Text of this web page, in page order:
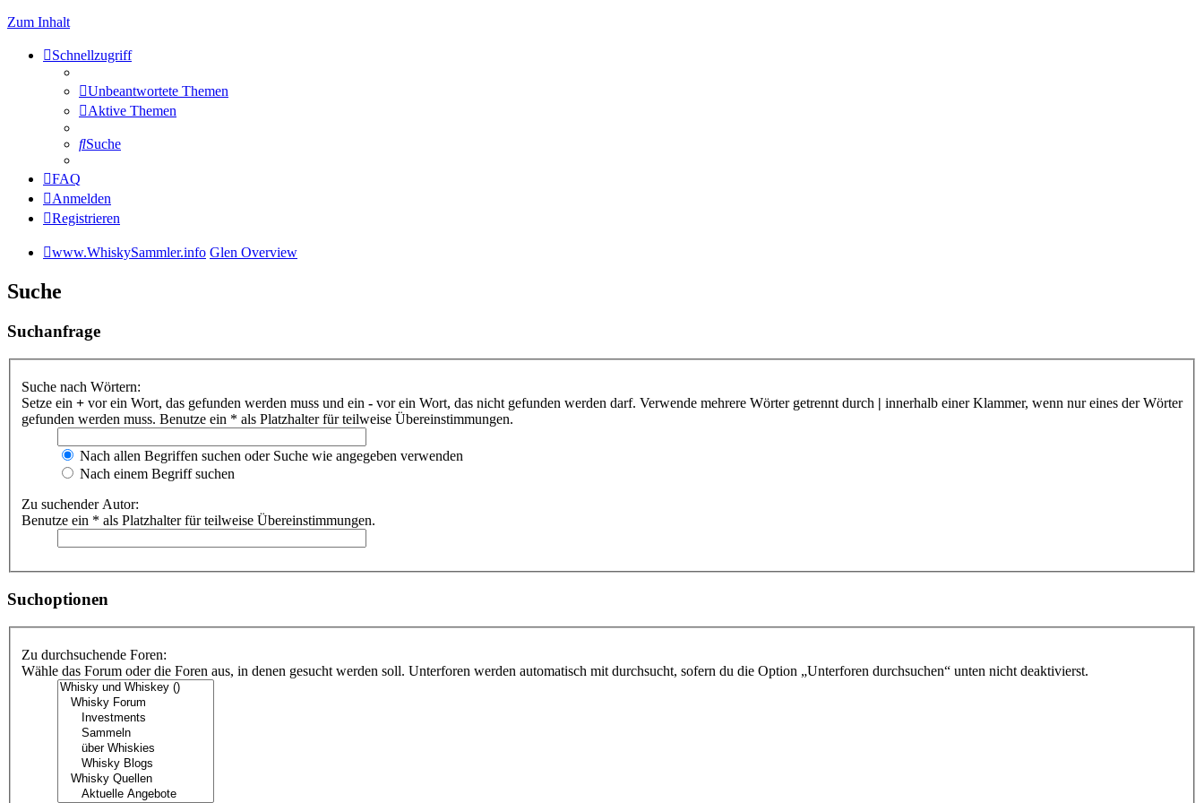
Zum Inhalt
Schnellzugriff
Unbeantwortete Themen
Aktive Themen
Suche
FAQ
Anmelden
Registrieren
www.WhiskySammler.info Glen Overview
Suche
Suchanfrage
Suche nach Wörtern:
Setze ein + vor ein Wort, das gefunden werden muss und ein - vor ein Wort, das nicht gefunden werden darf. Verwende mehrere Wörter getrennt durch | innerhalb einer Klammer, wenn nur eines der Wörter
gefunden werden muss. Benutze ein * als Platzhalter für teilweise Übereinstimmungen.
Nach allen Begriffen suchen oder Suche wie angegeben verwenden
Nach einem Begriff suchen
Zu suchender Autor:
Benutze ein * als Platzhalter für teilweise Übereinstimmungen.
Suchoptionen
Zu durchsuchende Foren:
Wähle das Forum oder die Foren aus, in denen gesucht werden soll. Unterforen werden automatisch mit durchsucht, sofern du die Option „Unterforen durchsuchen“ unten nicht deaktivierst.